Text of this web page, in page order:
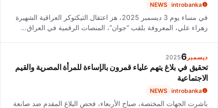
introbanka
NEWS
في مساء يوم 3 ديسمبر 2025، هز اعتقال التيكتوكر العراقية الشهيرة
زهراء علي، المعروفة بلقب “جوان”، المنصات الرقمية في العراق…
ديسمبر 6
2025
تحقيق في بلاغ يتهم علياء قمرون بالإساءة للمرأة المصرية والقيم
الاجتماعية
introbanka
NEWS
باشرت الجهات المختصة، صباح الأربعاء، فحص البلاغ المقدم ضد صانعة